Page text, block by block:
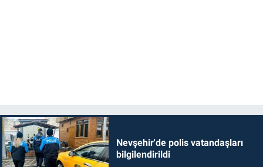
Nevşehir'de polis vatandaşları
bilgilendirildi